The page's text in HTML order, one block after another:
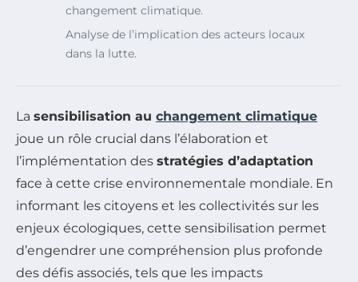
changement climatique.
Analyse de l’implication des acteurs locaux
dans la lutte.
La sensibilisation au changement climatique
joue un rôle crucial dans l’élaboration et
l’implémentation des stratégies d’adaptation
face à cette crise environnementale mondiale. En
informant les citoyens et les collectivités sur les
enjeux écologiques, cette sensibilisation permet
d’engendrer une compréhension plus profonde
des défis associés, tels que les impacts